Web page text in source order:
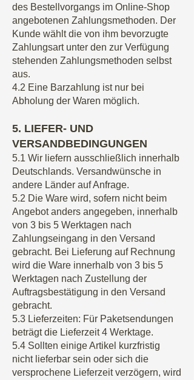
des Bestellvorgangs im Online-Shop
angebotenen Zahlungsmethoden. Der
Kunde wählt die von ihm bevorzugte
Zahlungsart unter den zur Verfügung
stehenden Zahlungsmethoden selbst
aus.
4.2 Eine Barzahlung ist nur bei
Abholung der Waren möglich.
5. LIEFER- UND
VERSANDBEDINGUNGEN
5.1 Wir liefern ausschließlich innerhalb
Deutschlands. Versandwünsche in
andere Länder auf Anfrage.
5.2 Die Ware wird, sofern nicht beim
Angebot anders angegeben, innerhalb
von 3 bis 5 Werktagen nach
Zahlungseingang in den Versand
gebracht. Bei Lieferung auf Rechnung
wird die Ware innerhalb von 3 bis 5
Werktagen nach Zustellung der
Auftragsbestätigung in den Versand
gebracht.
5.3 Lieferzeiten: Für Paketsendungen
beträgt die Lieferzeit 4 Werktage.
5.4 Sollten einige Artikel kurzfristig
nicht lieferbar sein oder sich die
versprochene Lieferzeit verzögern, wird